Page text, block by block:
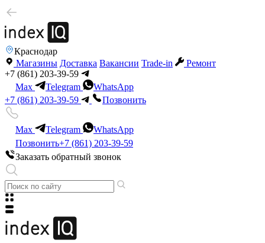
Краснодар
Магазины Доставка Вакансии Trade-in
Ремонт
+7 (861) 203-39-59
Max
Telegram
WhatsApp
+7 (861) 203-39-59
Позвонить
Max Telegram
WhatsApp
Позвонить+7 (861) 203-39-59
Заказать обратный звонок